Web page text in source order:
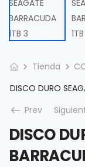
Tienda
Prev
DISCO